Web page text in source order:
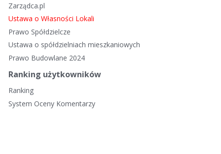
s
k
u
s
n
Zarządca.pl
Ustawa o Własności Lokali
Prawo Spółdzielcze
Ustawa o spółdzielniach mieszkaniowych
Prawo Budowlane 2024
Ranking użytkowników
Ranking
System Oceny Komentarzy